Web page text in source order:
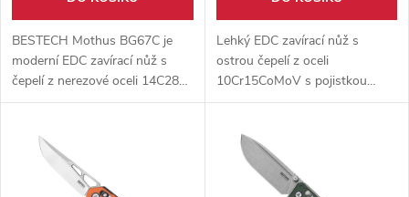
BESTECH Mothus BG67C je
moderní EDC zavírací nůž s
čepelí z nerezové oceli 14C28N,
fialovou rukojetí z G10 a
keramických ložiscích. Díky
pojistce Bar Lock, čepeli dlouhé
8,82 cm a hmotnosti 100 g jde
Lehký EDC zavírací nůž s
ostrou čepelí z oceli
10Cr15CoMoV s pojistkou
Ambi-Lock, keramickými
parťák pro každodenní nošení